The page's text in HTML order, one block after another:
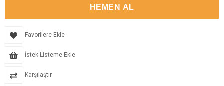
Favorilere Ekle
İstek Listeme Ekle
Karşılaştır